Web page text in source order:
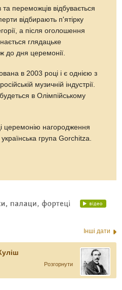
переможців відбувається
відбирають п'ятірку
а після оголошення
глядацьке
до дня церемонії.
в 2003 році і є однією з
музичній індустрії.
в Олімпійському
церемонію нагородження
група Gorchitza.
Інші дати
Розгорнути